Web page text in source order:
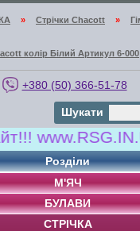
» Стрічки Chacott »
колір Білий Артикул 6-000
+380 (50) 366-51-78
Шукати
Розділи
М'ЯЧ
БУЛАВИ
СТРІЧКА